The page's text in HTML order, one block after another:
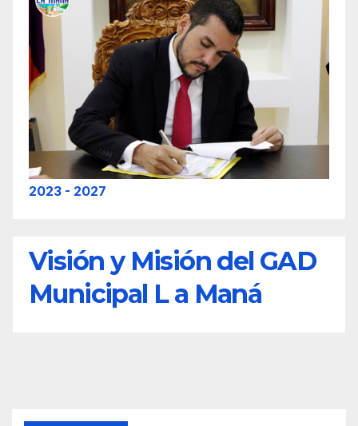
2023 - 2027
Visión y Misión del GAD
Municipal L a Maná